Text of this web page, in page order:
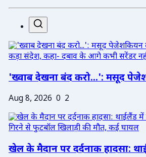
'ख्वाब देखना बंद करो...': मसूद
Aug 8, 2026 0 2
खेल के मैदान पर दर्दनाक हादसा: